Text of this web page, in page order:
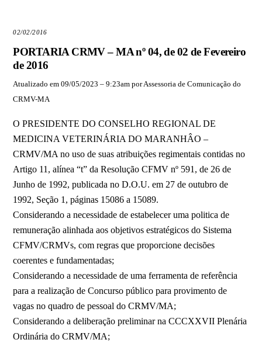
02/02/2016
PORTARIA CRMV – MA nº 04, de 02 de Fevereiro
de 2016
Atualizado em 09/05/2023 – 9:23am por Assessoria de Comunicação do
CRMV-MA
O PRESIDENTE DO CONSELHO REGIONAL DE
MEDICINA VETERINÁRIA DO MARANHÂO –
CRMV/MA no uso de suas atribuições regimentais contidas no
Artigo 11, alínea “t” da Resolução CFMV nº 591, de 26 de
Junho de 1992, publicada no D.O.U. em 27 de outubro de
1992, Seção 1, páginas 15086 a 15089.
Considerando a necessidade de estabelecer uma politica de
remuneração alinhada aos objetivos estratégicos do Sistema
CFMV/CRMVs, com regras que proporcione decisões
coerentes e fundamentadas;
Considerando a necessidade de uma ferramenta de referência
para a realização de Concurso público para provimento de
vagas no quadro de pessoal do CRMV/MA;
Considerando a deliberação preliminar na CCCXXVII Plenária
Ordinária do CRMV/MA;